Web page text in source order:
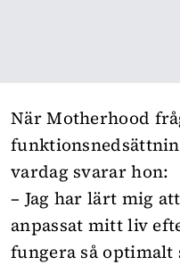
När Motherhood
vardag svarar hon:
– Jag har lärt mig
anpassat mitt liv
fungera så